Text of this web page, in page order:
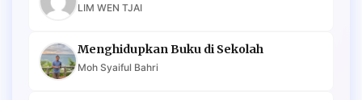
LIM WEN TJAI
Menghidupkan Buku di Sekolah
Moh Syaiful Bahri